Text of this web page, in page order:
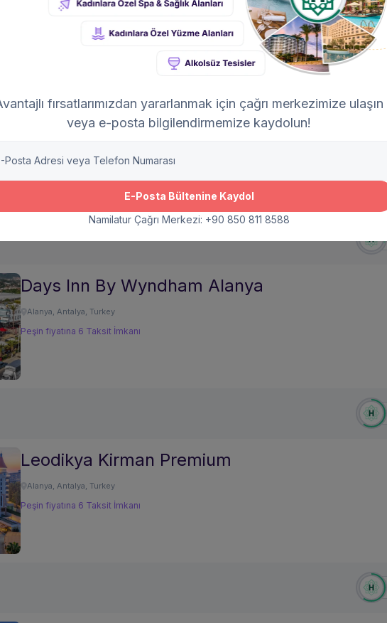
Cleopatra City
Peşin fiyatına 6 Taksit İmkanı
Days Inn By Wyndham Alanya
Alanya, Antalya, Turkey
Peşin fiyatına 6 Taksit İmkanı
Leodikya Kirman Premium
Alanya, Antalya, Turkey
Peşin fiyatına 6 Taksit İmkanı
fırsatlarımızdan yararlanmak için çağrı merkezimize ulaşın
veya e-posta bilgilendirmemize kaydolun!
E-Posta Bültenine Kaydol
Namilatur Çağrı Merkezi: +90 850 811 8588